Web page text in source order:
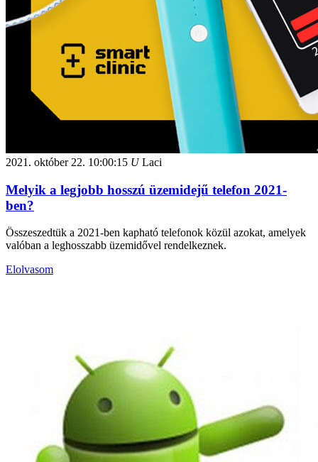
2021. október 22. 10:00:15 ULaci
Melyik a legjobb hosszú üzemidejű telefon 2021-
ben?
Összeszedtük a 2021-ben kapható telefonok közül azokat, amelyek
valóban a leghosszabb üzemidővel rendelkeznek.
Elolvasom